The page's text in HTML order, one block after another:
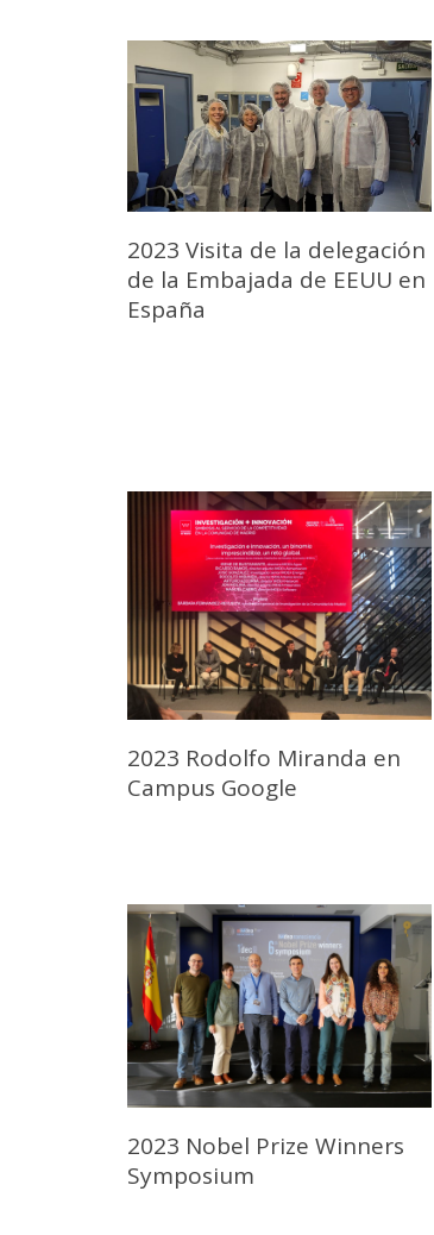
2023 Visita de la delegación
de la Embajada de EEUU en
España
2023 Rodolfo Miranda en
Campus Google
2023 Nobel Prize Winners
Symposium